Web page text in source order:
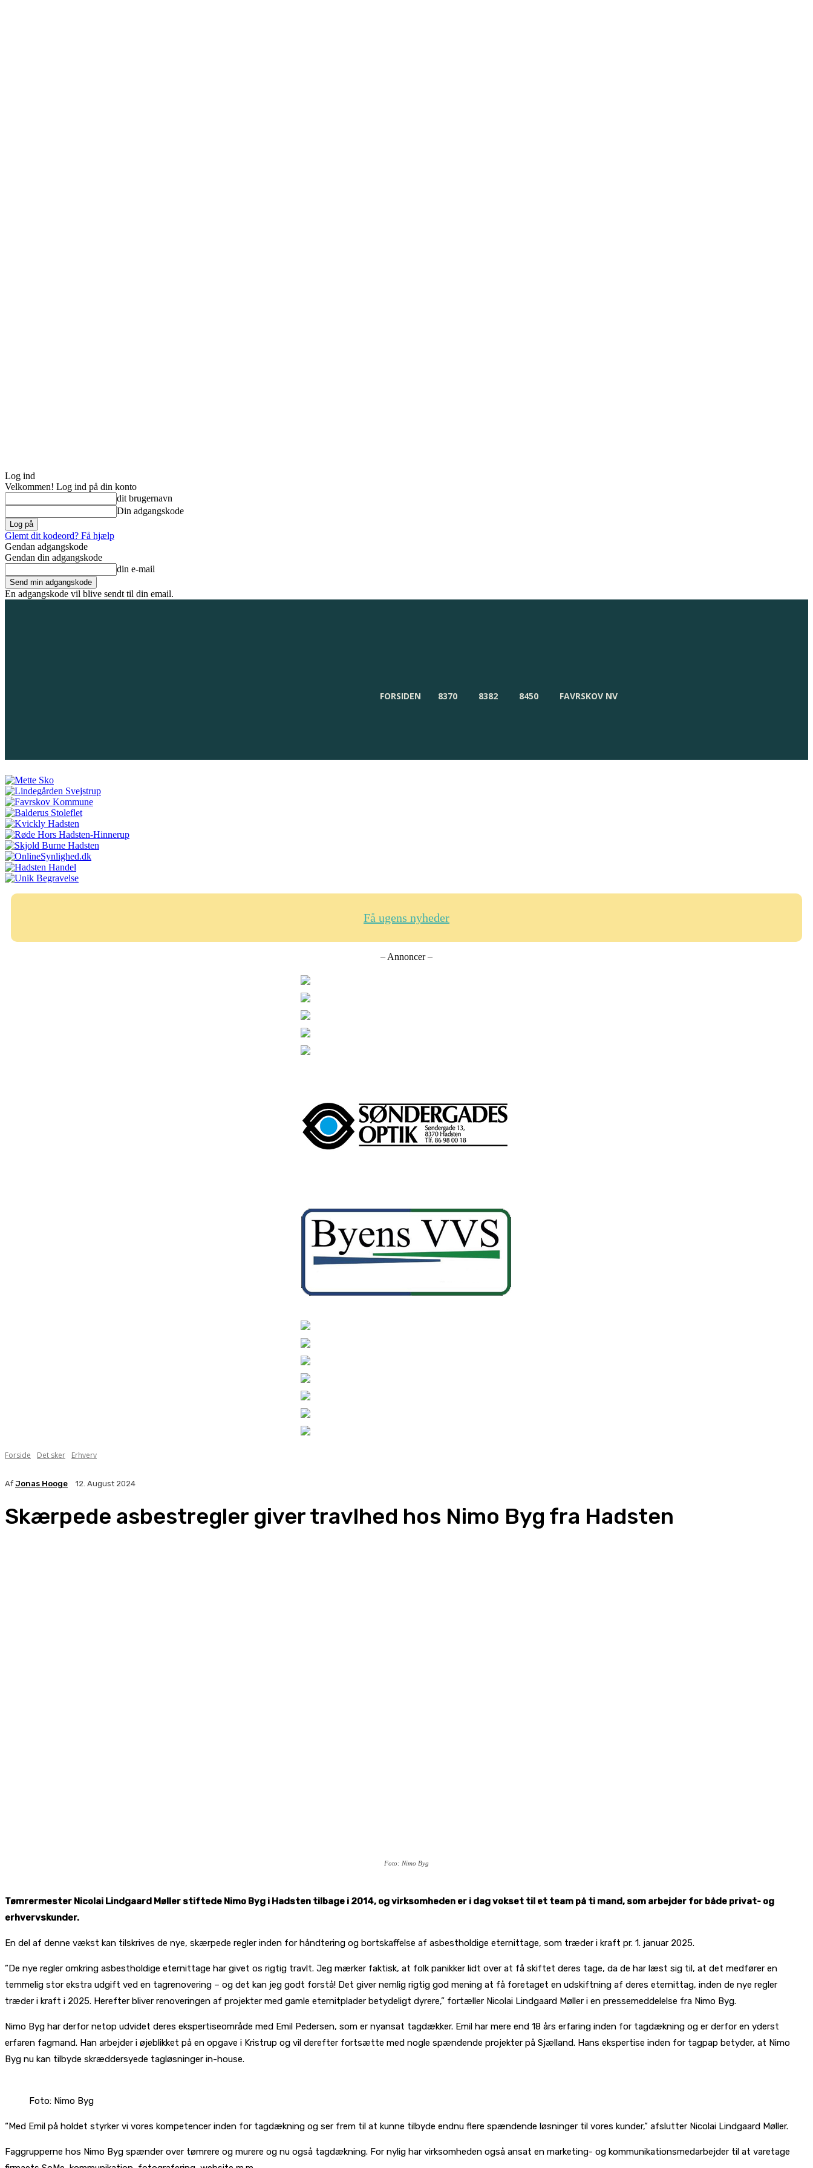
Log ind
Velkommen! Log ind på din konto
dit brugernavn
Din adgangskode
Glemt dit kodeord? Få hjælp
Gendan adgangskode
Gendan din adgangskode
din e-mail
En adgangskode vil blive sendt til din email.
FORSIDEN 8370 8382 8450 FAVRSKOV NV
Få ugens nyheder
– Annoncer –
Forside Det sker Erhverv
Af Jonas Hooge 12. August 2024
Skærpede asbestregler giver travlhed hos Nimo Byg fra Hadsten
Foto: Nimo Byg
Tømrermester Nicolai Lindgaard Møller stiftede Nimo Byg i Hadsten tilbage i 2014, og virksomheden er i dag vokset til et team på ti mand, som arbejder for både privat- og
erhvervskunder.
En del af denne vækst kan tilskrives de nye, skærpede regler inden for håndtering og bortskaffelse af asbestholdige eternittage, som træder i kraft pr. 1. januar 2025.
”De nye regler omkring asbestholdige eternittage har givet os rigtig travlt. Jeg mærker faktisk, at folk panikker lidt over at få skiftet deres tage, da de har læst sig til, at det medfører en
temmelig stor ekstra udgift ved en tagrenovering – og det kan jeg godt forstå! Det giver nemlig rigtig god mening at få foretaget en udskiftning af deres eternittag, inden de nye regler
træder i kraft i 2025. Herefter bliver renoveringen af projekter med gamle eternitplader betydeligt dyrere,” fortæller Nicolai Lindgaard Møller i en pressemeddelelse fra Nimo Byg.
Nimo Byg har derfor netop udvidet deres ekspertiseområde med Emil Pedersen, som er nyansat tagdækker. Emil har mere end 18 års erfaring inden for tagdækning og er derfor en yderst
erfaren fagmand. Han arbejder i øjeblikket på en opgave i Kristrup og vil derefter fortsætte med nogle spændende projekter på Sjælland. Hans ekspertise inden for tagpap betyder, at Nimo
Byg nu kan tilbyde skræddersyede tagløsninger in-house.
Foto: Nimo Byg
“Med Emil på holdet styrker vi vores kompetencer inden for tagdækning og ser frem til at kunne tilbyde endnu flere spændende løsninger til vores kunder,” afslutter Nicolai Lindgaard Møller.
Faggrupperne hos Nimo Byg spænder over tømrere og murere og nu også tagdækning. For nylig har virksomheden også ansat en marketing- og kommunikationsmedarbejder til at varetage